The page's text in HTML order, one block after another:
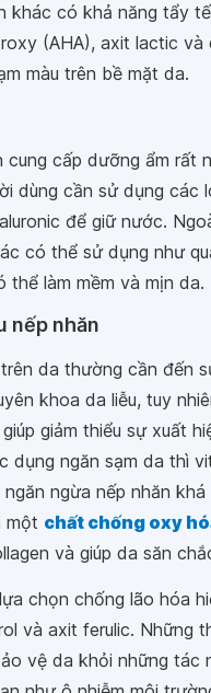
khác có khả năng tẩy
(AHA), axit lactic và
màu trên bề mặt da.
cung cấp dưỡng ẩm rất
dùng cần sử dụng các
để giữ nước.
có thể sử dụng như
thể làm mềm và mịn da.
nếp nhăn
da thường cần đến
khoa da liễu, tuy
giảm thiểu sự xuất
dụng ngăn sạm da thì
ngừa nếp nhăn khá
một chất chống oxy
và giúp da săn
chọn chống lão hóa
và axit ferulic. Những
vệ da khỏi những tác